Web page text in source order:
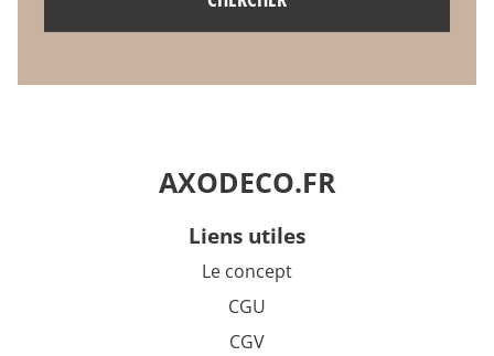
AXODECO.FR
liens utiles
Le concept
CGU
CGV